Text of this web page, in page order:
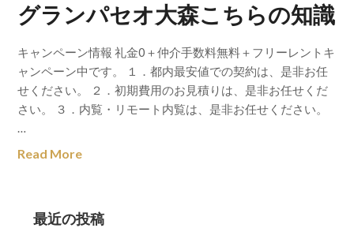
グランパセオ大森こちらの知識
キャンペーン情報 礼金0＋仲介手数料無料＋フリーレントキ
ャンペーン中です。 １．都内最安値での契約は、是非お任
せください。 ２．初期費用のお見積りは、是非お任せくだ
さい。 ３．内覧・リモート内覧は、是非お任せください。
…
Read More
最近の投稿